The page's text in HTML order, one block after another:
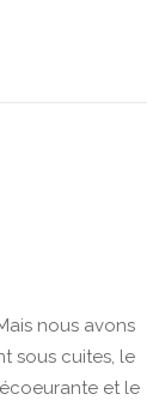
nous avons
sous cuites, le
et le